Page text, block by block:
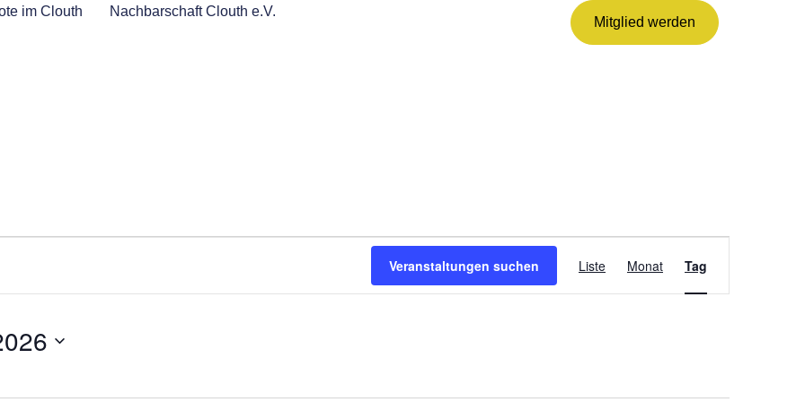
im Clouth Nachbarschaft Clouth e.V.
Mitglied werden
Veranstaltungen suchen
ANSICHTEN-
Liste Monat Tag